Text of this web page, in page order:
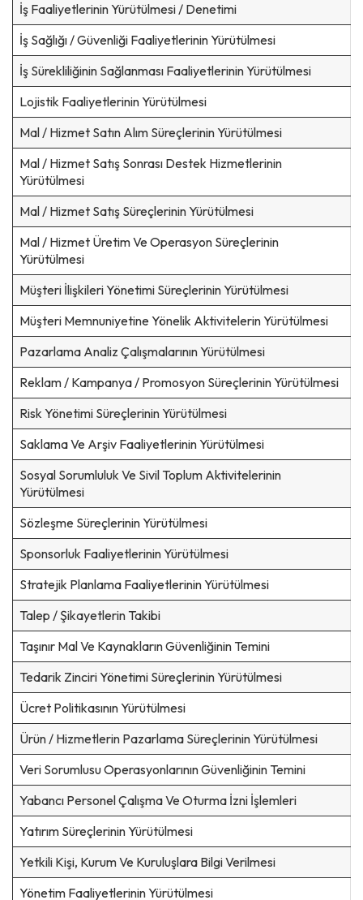
İş Faaliyetlerinin Yürütülmesi / Denetimi
İş Sağlığı / Güvenliği Faaliyetlerinin Yürütülmesi
İş Sürekliliğinin Sağlanması Faaliyetlerinin Yürütülmesi
Lojistik Faaliyetlerinin Yürütülmesi
Mal / Hizmet Satın Alım Süreçlerinin Yürütülmesi
Mal / Hizmet Satış Sonrası Destek Hizmetlerinin
Yürütülmesi
Mal / Hizmet Satış Süreçlerinin Yürütülmesi
Mal / Hizmet Üretim Ve Operasyon Süreçlerinin
Yürütülmesi
Müşteri İlişkileri Yönetimi Süreçlerinin Yürütülmesi
Müşteri Memnuniyetine Yönelik Aktivitelerin Yürütülmesi
Pazarlama Analiz Çalışmalarının Yürütülmesi
Reklam / Kampanya / Promosyon Süreçlerinin Yürütülmesi
Risk Yönetimi Süreçlerinin Yürütülmesi
Saklama Ve Arşiv Faaliyetlerinin Yürütülmesi
Sosyal Sorumluluk Ve Sivil Toplum Aktivitelerinin
Yürütülmesi
Sözleşme Süreçlerinin Yürütülmesi
Sponsorluk Faaliyetlerinin Yürütülmesi
Stratejik Planlama Faaliyetlerinin Yürütülmesi
Talep / Şikayetlerin Takibi
Taşınır Mal Ve Kaynakların Güvenliğinin Temini
Tedarik Zinciri Yönetimi Süreçlerinin Yürütülmesi
Ücret Politikasının Yürütülmesi
Ürün / Hizmetlerin Pazarlama Süreçlerinin Yürütülmesi
Veri Sorumlusu Operasyonlarının Güvenliğinin Temini
Yabancı Personel Çalışma Ve Oturma İzni İşlemleri
Yatırım Süreçlerinin Yürütülmesi
Yetkili Kişi, Kurum Ve Kuruluşlara Bilgi Verilmesi
Yönetim Faaliyetlerinin Yürütülmesi